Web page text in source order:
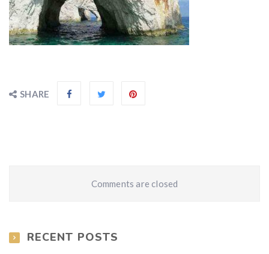
SHARE
Comments are closed
RECENT POSTS